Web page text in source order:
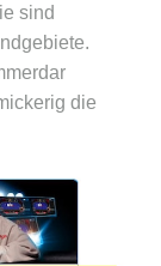
sind
die